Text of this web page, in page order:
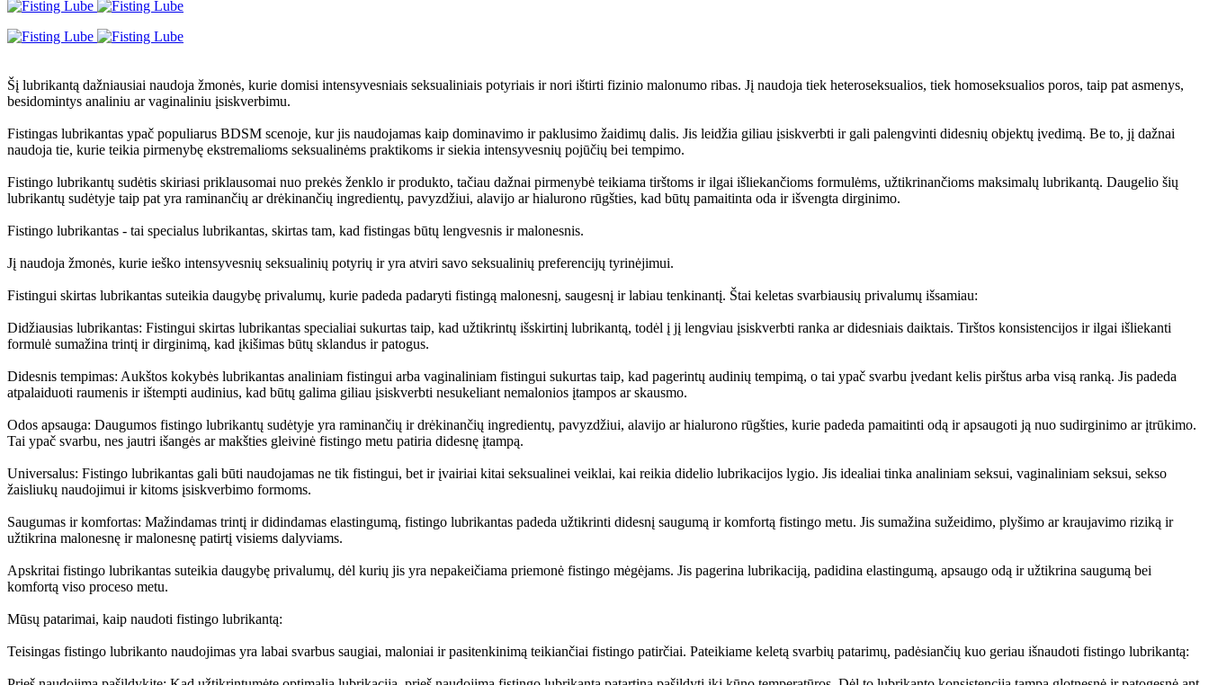
Šį lubrikantą dažniausiai naudoja žmonės, kurie domisi intensyvesniais seksualiniais potyriais ir nori ištirti fizinio malonumo ribas. Jį naudoja tiek heteroseksualios, tiek homoseksualios poros, taip pat asmenys,
besidomintys analiniu ar vaginaliniu įsiskverbimu.
Fistingas lubrikantas ypač populiarus BDSM scenoje, kur jis naudojamas kaip dominavimo ir paklusimo žaidimų dalis. Jis leidžia giliau įsiskverbti ir gali palengvinti didesnių objektų įvedimą. Be to, jį dažnai
naudoja tie, kurie teikia pirmenybę ekstremalioms seksualinėms praktikoms ir siekia intensyvesnių pojūčių bei tempimo.
Fistingo lubrikantų sudėtis skiriasi priklausomai nuo prekės ženklo ir produkto, tačiau dažnai pirmenybė teikiama tirštoms ir ilgai išliekančioms formulėms, užtikrinančioms maksimalų lubrikantą. Daugelio šių
lubrikantų sudėtyje taip pat yra raminančių ar drėkinančių ingredientų, pavyzdžiui, alavijo ar hialurono rūgšties, kad būtų pamaitinta oda ir išvengta dirginimo.
Fistingo lubrikantas - tai specialus lubrikantas, skirtas tam, kad fistingas būtų lengvesnis ir malonesnis.
Jį naudoja žmonės, kurie ieško intensyvesnių seksualinių potyrių ir yra atviri savo seksualinių preferencijų tyrinėjimui.
Fistingui skirtas lubrikantas suteikia daugybę privalumų, kurie padeda padaryti fistingą malonesnį, saugesnį ir labiau tenkinantį. Štai keletas svarbiausių privalumų išsamiau:
Didžiausias lubrikantas: Fistingui skirtas lubrikantas specialiai sukurtas taip, kad užtikrintų išskirtinį lubrikantą, todėl į jį lengviau įsiskverbti ranka ar didesniais daiktais. Tirštos konsistencijos ir ilgai išliekanti
formulė sumažina trintį ir dirginimą, kad įkišimas būtų sklandus ir patogus.
Didesnis tempimas: Aukštos kokybės lubrikantas analiniam fistingui arba vaginaliniam fistingui sukurtas taip, kad pagerintų audinių tempimą, o tai ypač svarbu įvedant kelis pirštus arba visą ranką. Jis padeda
atpalaiduoti raumenis ir ištempti audinius, kad būtų galima giliau įsiskverbti nesukeliant nemalonios įtampos ar skausmo.
Odos apsauga: Daugumos fistingo lubrikantų sudėtyje yra raminančių ir drėkinančių ingredientų, pavyzdžiui, alavijo ar hialurono rūgšties, kurie padeda pamaitinti odą ir apsaugoti ją nuo sudirginimo ar įtrūkimo.
Tai ypač svarbu, nes jautri išangės ar makšties gleivinė fistingo metu patiria didesnę įtampą.
Universalus: Fistingo lubrikantas gali būti naudojamas ne tik fistingui, bet ir įvairiai kitai seksualinei veiklai, kai reikia didelio lubrikacijos lygio. Jis idealiai tinka analiniam seksui, vaginaliniam seksui, sekso
žaisliukų naudojimui ir kitoms įsiskverbimo formoms.
Saugumas ir komfortas: Mažindamas trintį ir didindamas elastingumą, fistingo lubrikantas padeda užtikrinti didesnį saugumą ir komfortą fistingo metu. Jis sumažina sužeidimo, plyšimo ar kraujavimo riziką ir
užtikrina malonesnę ir malonesnę patirtį visiems dalyviams.
Apskritai fistingo lubrikantas suteikia daugybę privalumų, dėl kurių jis yra nepakeičiama priemonė fistingo mėgėjams. Jis pagerina lubrikaciją, padidina elastingumą, apsaugo odą ir užtikrina saugumą bei
komfortą viso proceso metu.
Mūsų patarimai, kaip naudoti fistingo lubrikantą:
Teisingas fistingo lubrikanto naudojimas yra labai svarbus saugiai, maloniai ir pasitenkinimą teikiančiai fistingo patirčiai. Pateikiame keletą svarbių patarimų, padėsiančių kuo geriau išnaudoti fistingo lubrikantą: